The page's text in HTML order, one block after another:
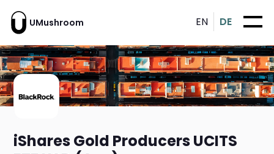
UMushroom EN DE
iShares Gold Producers UCITS